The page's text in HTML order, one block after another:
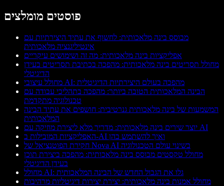
פוסטים מומלצים
מבוסס בינה מלאכותית: לחשוף את עתיד היצירתיות עם
אינטיליגנציה מלאכותית
אפליקציות בינה מלאכותית: מה זה ושימושים עיקריים
מחולל תסריטים בינה מלאכותית: מהפכה בכתיבת תסריטים בעידן
הדיגיטלי
מחולל עיצובי AI: מהפכה בעולם היצירתיות הדיגיטלית
הבינה המלאכותית הטובה ביותר: מהפכה בתהליכי עבודה עם
טכנולוגיה מתקדמת
המשמעות של בינה מלאכותית גנרטיבית: חושפים את עתיד הבינה
המלאכותית
יוצר שירים בינה מלאכותית: מדריך מלא ליצירת מוזיקה עם AI
האפליקציות המובילות ב-AI ואיך להשתמש בהן
חקירת הפוטנציאל של Nova AI בשינוי עולם הטכנולוגיה
מחולל טקסטים מבוסס בינה מלאכותית: מהפכה ביצירת תוכן
בעידן הדיגיטלי
מחולל AI: גלו את הגבול החדש של הבינה המלאכותית
מחולל אמנות בינה מלאכותית: יצירת יצירות דיגיטליות מרהיבות